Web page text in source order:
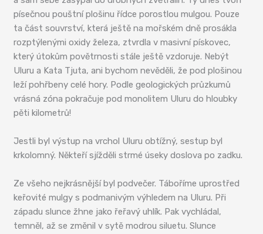
písečnou pouštní plošinu řídce porostlou mulgou. Pouze
ta část souvrství, která ještě na mořském dně prosákla
rozptýlenými oxidy železa, ztvrdla v masivní pískovec,
který útokům povětrnosti stále ještě vzdoruje. Nebýt
Uluru a Kata Tjuta, ani bychom nevěděli, že pod plošinou
leží pohřbeny celé hory. Podle geologických průzkumů
vrásná zóna pokračuje pod monolitem Uluru do hloubky
pěti kilometrů!
Jestli byl výstup na vrchol Uluru obtížný, sestup byl
krkolomný. Někteří sjížděli strmé úseky doslova po zadku.
Ze všeho nejkrásnější byl podvečer. Táboříme uprostřed
keřovité mulgy s podmanivým výhledem na Uluru. Při
západu slunce žhne jako řeřavý uhlík. Pak vychládal,
temněl, až se změnil v sytě modrou siluetu. Slunce